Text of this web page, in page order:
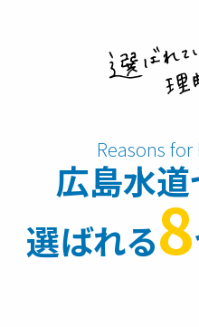
広島水道
選ばれる8